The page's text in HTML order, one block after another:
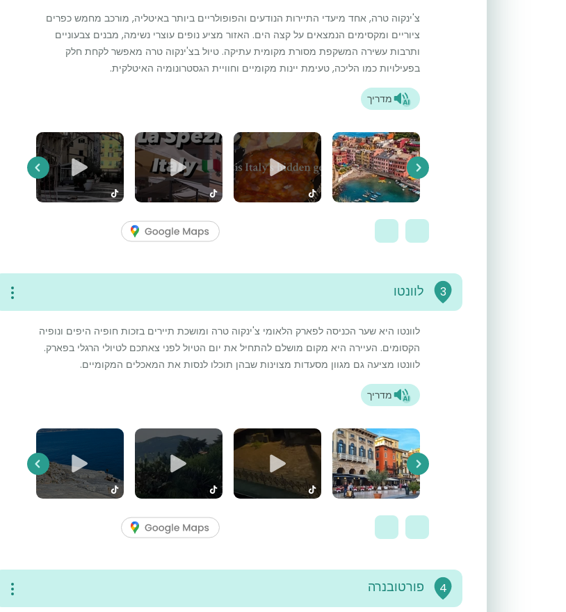
צ'ינקוה טרה, אחד מיעדי התיירות הנודעים והפופולריים ביותר באיטליה, מורכב מחמש כפרים
ציוריים ומקסימים הנמצאים על קצה הים. האזור מציע נופים עוצרי נשימה, מבנים צבעוניים
ותרבות עשירה המשקפת מסורת מקומית עתיקה. טיול בצ'ינקוה טרה מאפשר לקחת חלק
בפעילויות כמו הליכה, טעימת יינות מקומיים וחוויית הגסטרונומיה האיטלקית.
מדריך
Previous Next
3 לוונטו
לוונטו היא שער הכניסה לפארק הלאומי צ'ינקוה טרה ומושכת תיירים בזכות חופיה היפים ונופיה
הקסומים. העיירה היא מקום מושלם להתחיל את יום הטיול לפני צאתכם לטיולי הרגלי בפארק.
לוונטו מציעה גם מגוון מסעדות מצוינות שבהן תוכלו לנסות את המאכלים המקומיים.
מדריך
Previous Next
4 פורטובנרה